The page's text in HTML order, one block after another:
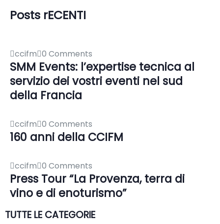
Posts rECENTI
ccifm 0 Comments
SMM Events: l’expertise tecnica al
servizio dei vostri eventi nel sud
della Francia
ccifm 0 Comments
160 anni della CCIFM
ccifm 0 Comments
Press Tour “La Provenza, terra di
vino e di enoturismo”
TUTTE LE CATEGORIE